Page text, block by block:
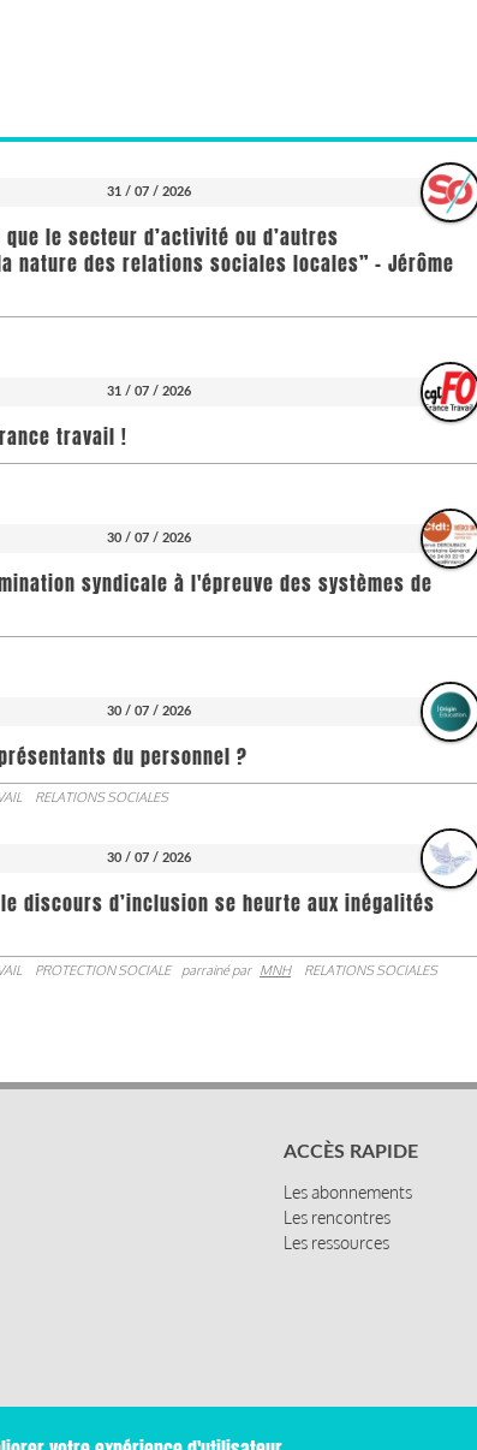
31 / 07 / 2026
le secteur d’activité ou d’autres
nature des relations sociales locales” - Jérôme
31 / 07 / 2026
travail !
30 / 07 / 2026
syndicale à l'épreuve des systèmes de
30 / 07 / 2026
du personnel ?
RELATIONS SOCIALES
30 / 07 / 2026
discours d’inclusion se heurte aux inégalités
PROTECTION SOCIALE parrainé par MNH RELATIONS SOCIALES
ACCÈS RAPIDE
Les abonnements
Les rencontres
Les ressources